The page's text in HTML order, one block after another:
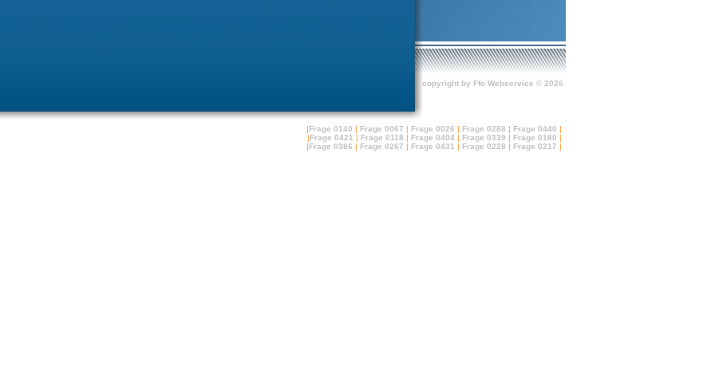
|Frage 0140 | Frage 0067 | Frage 0026 | Frage 0288 | Frage 0440 |
|Frage 0421 | Frage 0118 | Frage 0404 | Frage 0339 | Frage 0180 |
|Frage 0386 | Frage 0267 | Frage 0431 | Frage 0228 | Frage 0217 |
copyright by Ffo Webservice © 2026